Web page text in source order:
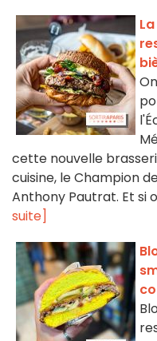
cette nouvelle
cuisine, le Champion
Anthony Pautrat. Et si
suite]